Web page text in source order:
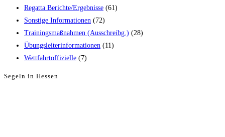
Regatta Berichte/Ergebnisse (61)
Sonstige Informationen (72)
Trainingsmaßnahmen (Ausschreibg.) (28)
Übungsleiterinformationen (11)
Wettfahrtoffizielle (7)
Segeln in Hessen